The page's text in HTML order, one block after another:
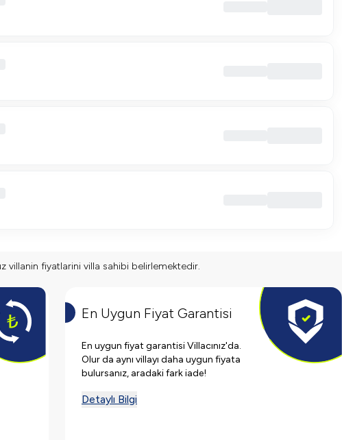
villanin fiyatlarini villa sahibi belirlemektedir.
En Uygun Fiyat Garantisi
En uygun fiyat garantisi Villacınız'da.
Olur da aynı villayı daha uygun fiyata
bulursanız, aradaki fark iade!
Detaylı Bilgi